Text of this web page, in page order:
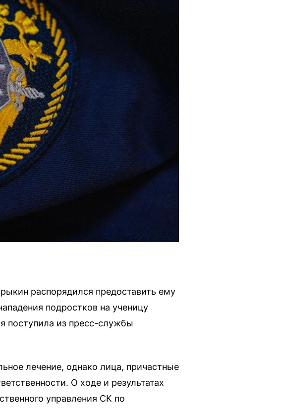
распорядился предоставить ему
подростков на ученицу
поступила из пресс-службы
лечение, однако лица, причастные
О ходе и результатах
управления СК по